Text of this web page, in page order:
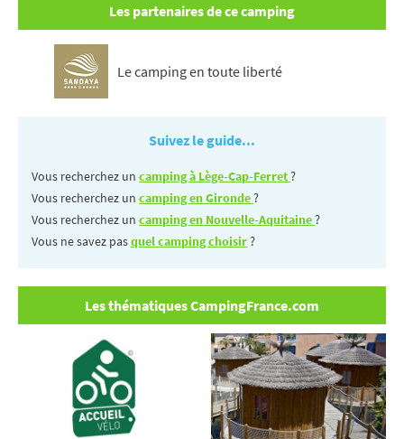
Les partenaires de ce camping
Le camping en toute liberté
Suivez le guide...
Vous recherchez un camping à Lège-Cap-Ferret?
Vous recherchez un camping en Gironde?
Vous recherchez un camping en Nouvelle-Aquitaine?
Vous ne savez pasquel camping choisir?
Les thématiques CampingFrance.com